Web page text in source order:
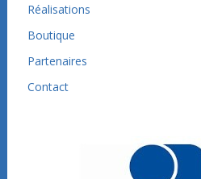
Réalisations
Boutique
Partenaires
Contact